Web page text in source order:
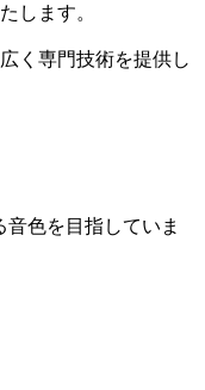
します。
く専門技術を提供し
色を目指していま